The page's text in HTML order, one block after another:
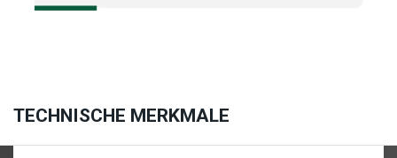
TECHNISCHE MERKMALE